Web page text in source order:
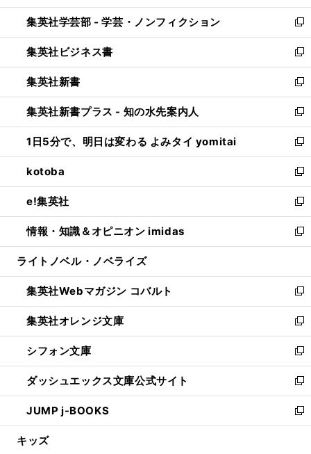
開
く
ウ
で
開
く
ン
ド
ウ
で
開
く
ウ
ィ
ン
ド
ウ
で
開
く
集英社学芸部 - 学芸・ノンフィクション
新
し
い
ウ
ィ
ン
ド
ウ
で
開
く
集英社ビジネス書
新
し
い
ウ
ィ
ン
ド
ウ
で
開
く
集英社新書
新
し
い
ウ
ィ
ン
ド
ウ
で
開
く
集英社新書プラス - 知の水先案内人
新
し
い
ウ
ィ
ン
ド
ウ
で
開
1日5分で、明日は変わる よみタイ yomitai
新
し
い
ウ
ィ
ン
ド
ウ
開
く
kotoba
新
し
い
ウ
ィ
ン
ウ
で
開
く
e!集英社
新
し
い
ウ
ン
ド
ウ
で
開
く
情報・知識＆オピニオン imidas
新
し
ウ
ィ
ン
ド
ウ
で
開
く
ライトノベル・ノベライズ
集英社Webマガジン コバルト
新
し
い
ウ
ィ
ン
ド
ウ
で
開
集英社オレンジ文庫
新
し
い
ウ
ィ
ン
ド
ウ
シフォン文庫
新
し
い
ウ
ィ
ン
ダッシュエックス文庫公式サイト
新
し
い
ウ
JUMP j-BOOKS
新
し
キッズ